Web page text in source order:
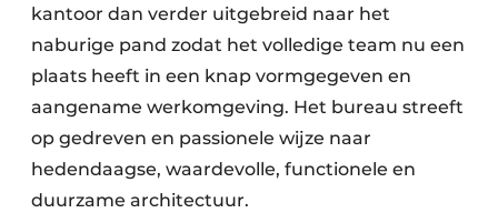
kantoor dan verder uitgebreid naar het
naburige pand zodat het volledige team nu een
plaats heeft in een knap vormgegeven en
aangename werkomgeving. Het bureau streeft
op gedreven en passionele wijze naar
hedendaagse, waardevolle, functionele en
duurzame architectuur.